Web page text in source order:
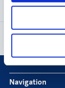
Footer Navigation
Navigation